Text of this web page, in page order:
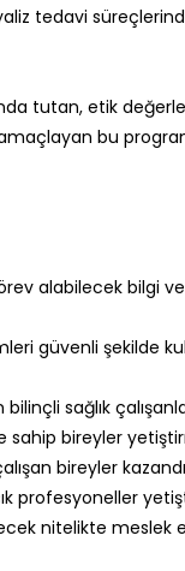
tedavi
tutan, etik
bu
alabilecek bilgi
güvenli şekilde
sağlık
sahip bireyler
bireyler
profesyoneller
nitelikte meslek